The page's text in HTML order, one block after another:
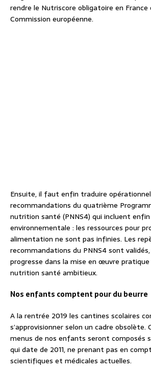
rendre le Nutriscore obligatoire en France
Commission européenne.
Ensuite, il faut enfin traduire
recommandations du quatrième
nutrition santé (PNNS4) qui incluent
environnementale : les ressources pour
alimentation ne sont pas infinies. Les
recommandations du PNNS4 sont
progresse dans la mise en œuvre pratique
nutrition santé ambitieux.
Nos enfants comptent pour du beurre
A la rentrée 2019 les cantines scolaires
s’approvisionner selon un cadre obsolète.
menus de nos enfants seront composés
qui date de 2011, ne prenant pas en
scientifiques et médicales actuelles.